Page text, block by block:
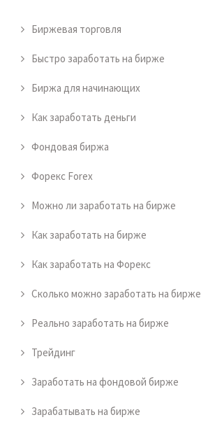
Биржевая торговля
Быстро заработать на бирже
Биржа для начинающих
Как заработать деньги
Фондовая биржа
Форекс Forex
Можно ли заработать на бирже
Как заработать на бирже
Как заработать на Форекс
Сколько можно заработать на бирже
Реально заработать на бирже
Трейдинг
Заработать на фондовой бирже
Зарабатывать на бирже